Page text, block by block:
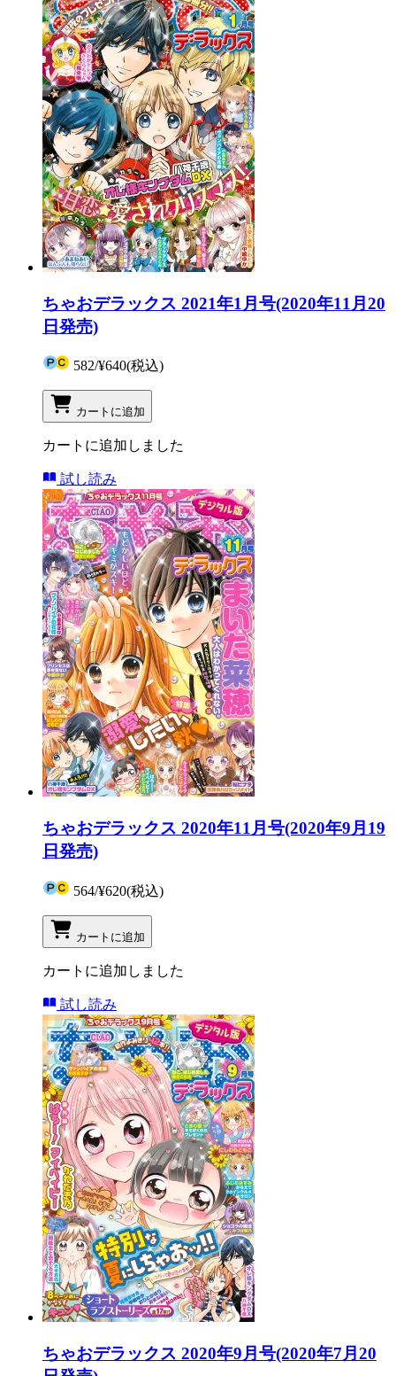
ちゃおデラックス 2021年1月号(2020年11月20
日発売)
582/¥640(税込)
カートに追加
カートに追加しました
試し読み
ちゃおデラックス 2020年11月号(2020年9月19
日発売)
564/¥620(税込)
カートに追加
カートに追加しました
試し読み
ちゃおデラックス 2020年9月号(2020年7月20